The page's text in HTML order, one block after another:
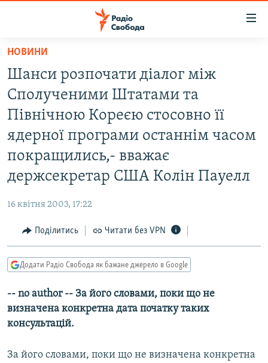
Перейти
основного
матеріалу
Перейти
до
основної
навігації
Перейти
до
ВСЕ ЗА ДОБУ
СТАТТІ
СУСПІЛЬСТВО
УКРАЇНА
СВІТ
РОСІЙСЬКА «ФІЛЬТРАЦІЯ»
ДОНБАС.РЕАЛІЇ
СХЕМИ
КИТАЙ.ВИКЛИКИ
ФОТО
СПЕЦПРОЄКТИ
НОВИНИ
Шанси розпочати діалог між
Сполученими Штатами та
Північною Кореєю стосовно її
ядерної програми останнім часом
покращились,- вважає
держсекретар США Колін Пауелл
16 квітня 2003, 17:22
Поділитись Читати без VPN
Додати Радіо Свобода як бажане джерело в Google
-- no author -- За його словами, поки що не
визначена конкретна дата початку таких
консультацій.
За його словами, поки що не визначена конкретна